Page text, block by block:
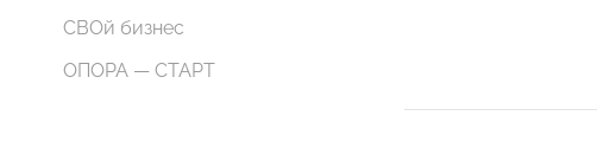
СВОй бизнес
ОПОРА — СТАРТ